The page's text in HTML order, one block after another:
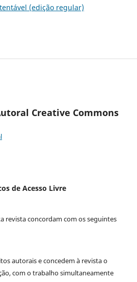
(edição regular)
Creative Commons
de Acesso Livre
revista concordam com os seguintes
autorais e concedem à revista o
com o trabalho simultaneamente